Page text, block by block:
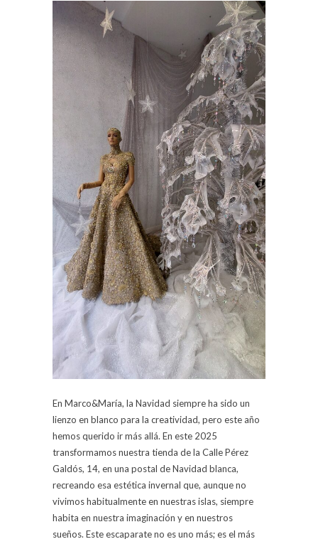
En Marco&María, la Navidad siempre ha sido un
lienzo en blanco para la creatividad, pero este año
hemos querido ir más allá. En este 2025
transformamos nuestra tienda de la Calle Pérez
Galdós, 14, en una postal de Navidad blanca,
recreando esa estética invernal que, aunque no
vivimos habitualmente en nuestras islas, siempre
habita en nuestra imaginación y en nuestros
sueños. Este escaparate no es uno más; es el más